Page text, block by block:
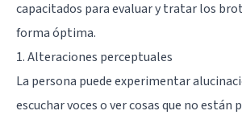
capacitados para evaluar y tratar los
forma óptima.
1. Alteraciones perceptuales
La persona puede experimentar
escuchar voces o ver cosas que no están